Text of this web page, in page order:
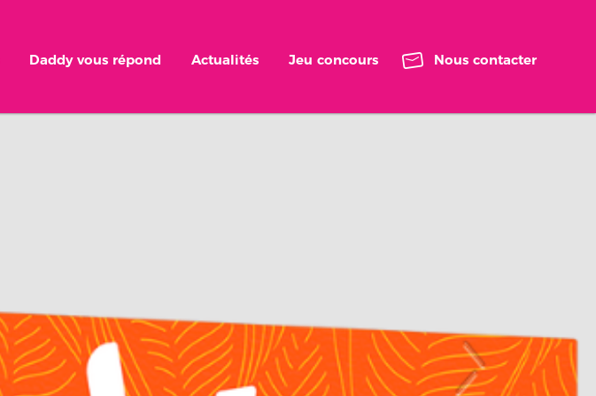
Daddy vous répond Actualités Jeu concours Nous contacter